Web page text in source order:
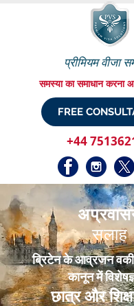
प्रीमियम वीजा
+44
समस्या का समाधान करना
FREE
सलाह
ब्रिटेन के आव्रजन
कानून में
छात्र और